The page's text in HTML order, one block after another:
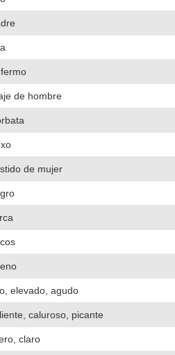
de hombre
de mujer
elevado, agudo
caluroso, picante
claro